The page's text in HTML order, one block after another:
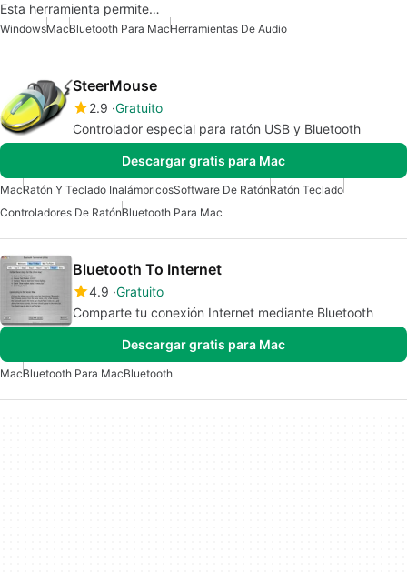
Esta herramienta permite…
WindowsMacBluetooth Para MacHerramientas De Audio
SteerMouse
2.9 Gratuito
Controlador especial para ratón USB y Bluetooth
Descargar gratis para Mac
MacRatón Y Teclado InalámbricosSoftware De RatónRatón Teclado
Controladores De RatónBluetooth Para Mac
Bluetooth To Internet
4.9 Gratuito
Comparte tu conexión Internet mediante Bluetooth
Descargar gratis para Mac
MacBluetooth Para MacBluetooth